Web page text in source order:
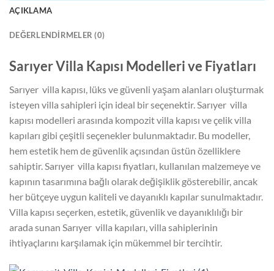
AÇIKLAMA
DEĞERLENDIRMELER (0)
Sarıyer Villa Kapısı Modelleri ve Fiyatları
Sarıyer villa kapısı, lüks ve güvenli yaşam alanları oluşturmak
isteyen villa sahipleri için ideal bir seçenektir. Sarıyer villa
kapısı modelleri arasında kompozit villa kapısı ve çelik villa
kapıları gibi çeşitli seçenekler bulunmaktadır. Bu modeller,
hem estetik hem de güvenlik açısından üstün özelliklere
sahiptir. Sarıyer villa kapısı fiyatları, kullanılan malzemeye ve
kapının tasarımına bağlı olarak değişiklik gösterebilir, ancak
her bütçeye uygun kaliteli ve dayanıklı kapılar sunulmaktadır.
Villa kapısı seçerken, estetik, güvenlik ve dayanıklılığı bir
arada sunan Sarıyer villa kapıları, villa sahiplerinin
ihtiyaçlarını karşılamak için mükemmel bir tercihtir.